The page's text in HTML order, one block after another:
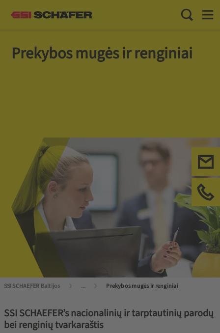
Toggle
Prekybos mugės ir renginiai
SSI SCHAEFER Baltijos ... Prekybos mugės ir renginiai
SSI SCHAEFER’s nacionalinių ir tarptautinių parodų
bei renginių tvarkaraštis